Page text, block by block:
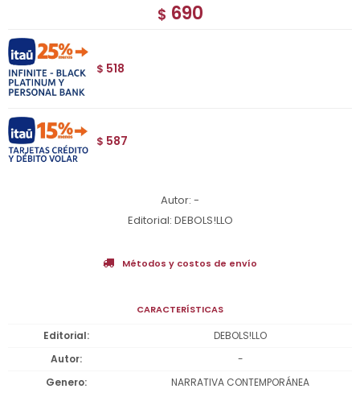
$ 690
$ 518
$ 587
Autor: -
Editorial: DEBOLS!LLO
Métodos y costos de envío
CARACTERÍSTICAS
Editorial
DEBOLS!LLO
Autor
-
Genero
NARRATIVA CONTEMPORÁNEA